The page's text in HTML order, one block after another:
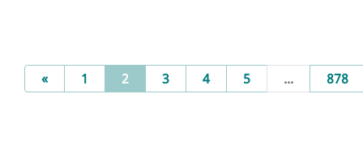
«Previous
1 2(current)
3 4 5 ... 878